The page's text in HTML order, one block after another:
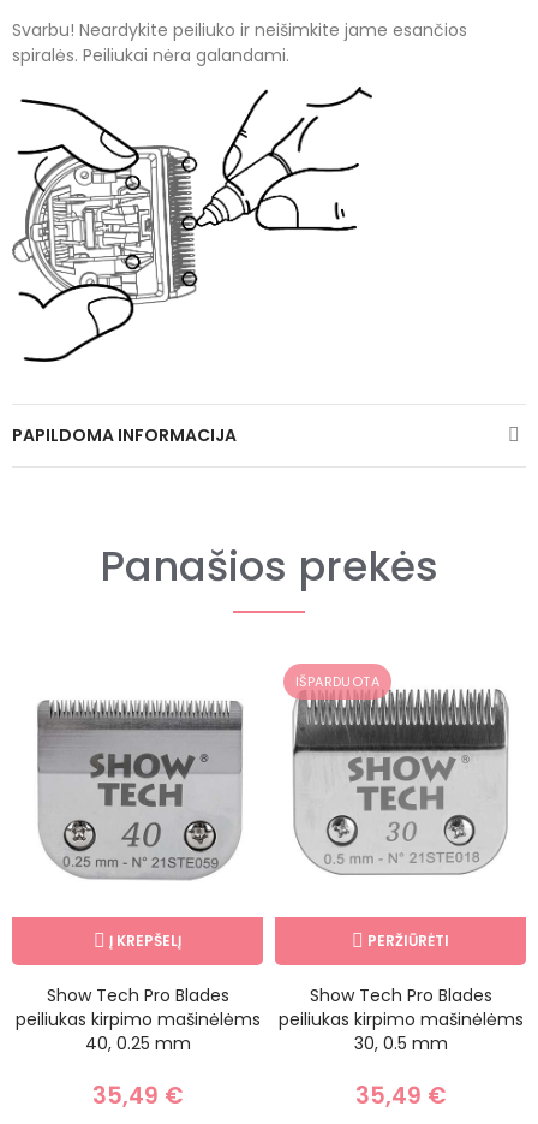
Svarbu! Neardykite peiliuko ir neišimkite jame esančios
spiralės. Peiliukai nėra galandami.
PAPILDOMA INFORMACIJA
Panašios prekės
Į KREPŠELĮ
Show Tech Pro Blades
peiliukas kirpimo mašinėlėms
40, 0.25 mm
35,49 €
IŠPARDUOTA
PERŽIŪRĖTI
Show Tech Pro Blades
peiliukas kirpimo mašinėlėms
30, 0.5 mm
35,49 €